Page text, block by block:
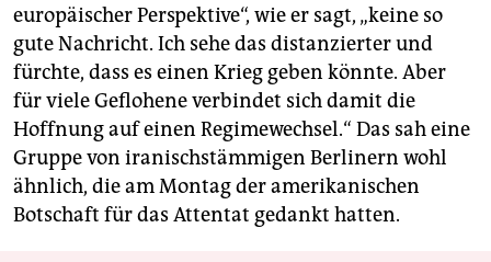
europäischer Perspektive“, wie er sagt, „keine so
gute Nachricht. Ich sehe das distanzierter und
fürchte, dass es einen Krieg geben könnte. Aber
für viele Geflohene verbindet sich damit die
Hoffnung auf einen Regimewechsel.“ Das sah eine
Gruppe von iranischstämmigen Berlinern wohl
ähnlich, die am Montag der amerikanischen
Botschaft für das Attentat gedankt hatten.